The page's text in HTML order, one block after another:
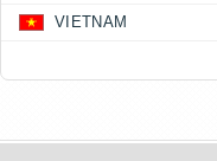
VIETNAM